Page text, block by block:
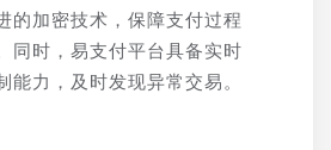
的加密技术，保障支付过程
同时，易支付平台具备实时
能力，及时发现异常交易。